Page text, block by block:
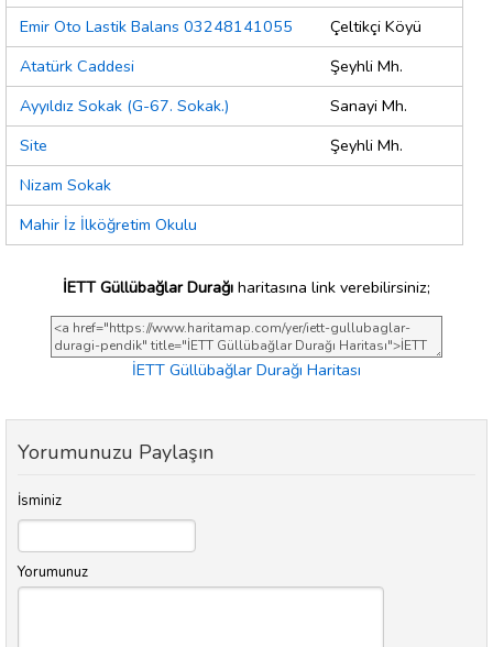
Emir Oto Lastik Balans 03248141055
Çeltikçi Köyü
Atatürk Caddesi
Şeyhli Mh.
Ayyıldız Sokak (G-67. Sokak.)
Sanayi Mh.
Site
Şeyhli Mh.
Nizam Sokak
Mahir İz İlköğretim Okulu
İETT Güllübağlar Durağı haritasına link verebilirsiniz;
İETT Güllübağlar Durağı Haritası
Yorumunuzu Paylaşın
İsminiz
Yorumunuz